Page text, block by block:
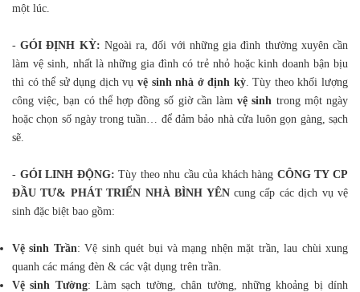
một lúc.
- GÓI ĐỊNH KỲ: Ngoài ra, đối với những gia đình thường xuyên cần
làm vệ sinh, nhất là những gia đình có trẻ nhỏ hoặc kinh doanh bận bịu
thì có thể sử dụng dịch vụ vệ sinh nhà ở định kỳ. Tùy theo khối lượng
công việc, bạn có thể hợp đồng số giờ cần làmvệ sinh trong một ngày
hoặc chọn số ngày trong tuần… để đảm bảo nhà cửa luôn gọn gàng, sạch
sẽ.
- GÓI LINH ĐỘNG:Tùy theo nhu cầu của khách hàng CÔNG TY CP
ĐẦU TƯ& PHÁT TRIỂN NHÀ BÌNH YÊNcung cấp các dịch vụ vệ
sinh đặc biệt bao gồm:
Vệ sinh Trần: Vệ sinh quét bụi và mạng nhện mặt trần, lau chùi xung
quanh các máng đèn & các vật dụng trên trần.
Vệ sinh Tường: Làm sạch tường, chân tường, những khoảng bị dính